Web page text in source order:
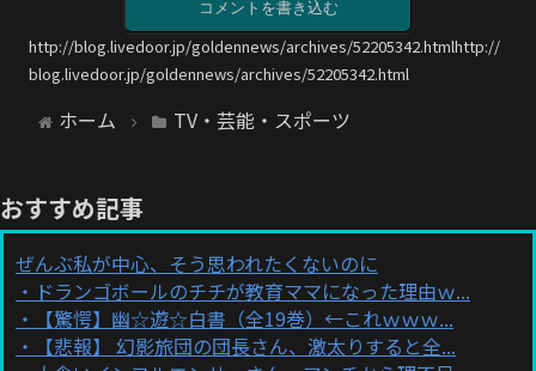
コメントを書き込む
http://blog.livedoor.jp/goldennews/archives/52205342.htmlhttp://
blog.livedoor.jp/goldennews/archives/52205342.html
ホーム TV・芸能・スポーツ
おすすめ記事
ぜんぶ私が中心、そう思われたくないのに
ドランゴボールのチチが教育ママになった理由ｗ...
【驚愕】幽☆遊☆白書（全19巻）←これｗｗｗ...
【悲報】 幻影旅団の団長さん、激太りすると全...